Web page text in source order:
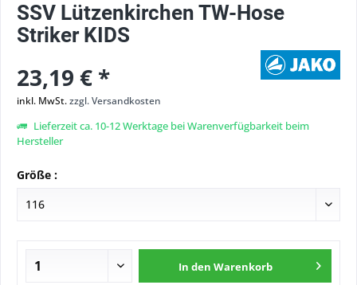
SSV Lützenkirchen TW-Hose
Striker KIDS
23,19 € *
inkl. MwSt.zzgl. Versandkosten
Lieferzeit ca. 10-12 Werktage bei Warenverfügbarkeit beim
Hersteller
Größe :
In den Warenkorb